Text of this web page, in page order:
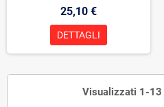
25,10 €
DETTAGLI
Visualizzati 1-